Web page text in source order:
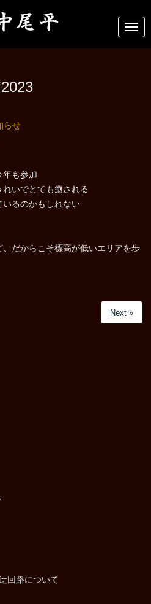
N
a
v
らせ
年も参加
いでとても癒される
るのかもしれない
だからこそ標高が低いエリアを歩
Next »
回路について